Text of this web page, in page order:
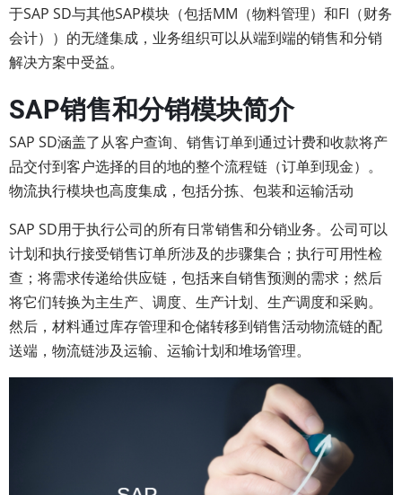
于SAP SD与其他SAP模块（包括MM（物料管理）和FI（财务
会计））的无缝集成，业务组织可以从端到端的销售和分销
解决方案中受益。
SAP销售和分销模块简介
SAP SD涵盖了从客户查询、销售订单到通过计费和收款将产
品交付到客户选择的目的地的整个流程链（订单到现金）。
物流执行模块也高度集成，包括分拣、包装和运输活动
SAP SD用于执行公司的所有日常销售和分销业务。公司可以
计划和执行接受销售订单所涉及的步骤集合；执行可用性检
查；将需求传递给供应链，包括来自销售预测的需求；然后
将它们转换为主生产、调度、生产计划、生产调度和采购。
然后，材料通过库存管理和仓储转移到销售活动物流链的配
送端，物流链涉及运输、运输计划和堆场管理。